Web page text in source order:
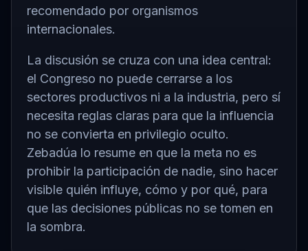
recomendado por organismos
internacionales.
La discusión se cruza con una idea central:
el Congreso no puede cerrarse a los
sectores productivos ni a la industria, pero sí
necesita reglas claras para que la influencia
no se convierta en privilegio oculto.
Zebadúa lo resume en que la meta no es
prohibir la participación de nadie, sino hacer
visible quién influye, cómo y por qué, para
que las decisiones públicas no se tomen en
la sombra.